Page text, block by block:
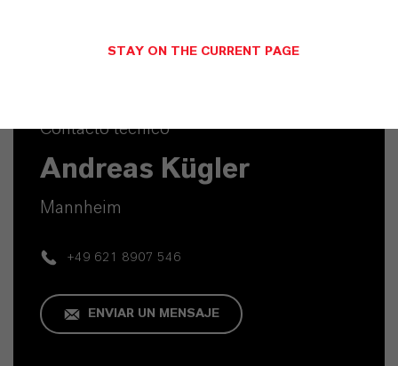
Contacto técnico
Andreas Kügler
Mannheim
+49 621 8907 546
ENVIAR UN MENSAJE
STAY ON THE CURRENT PAGE